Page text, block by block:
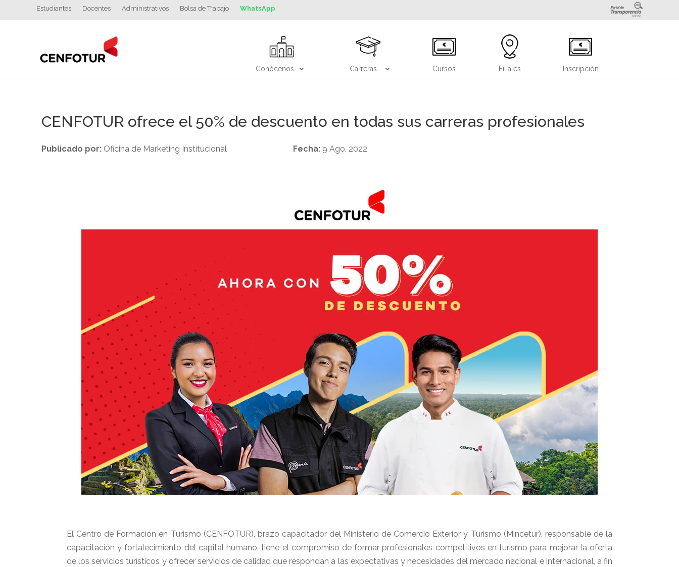
Estudiantes Docentes Administrativos Bolsa de Trabajo WhatsApp
Conócenos Carreras Cursos Filiales Inscripción
CENFOTUR ofrece el 50% de descuento en todas sus carreras profesionales
Publicado por: Oficina de Marketing Institucional Fecha: 9 Ago, 2022
El Centro de Formación en Turismo (CENFOTUR), brazo capacitador del Ministerio de Comercio Exterior y Turismo (Mincetur), responsable de la
capacitación y fortalecimiento del capital humano, tiene el compromiso de formar profesionales competitivos en turismo para mejorar la oferta
de los servicios turísticos y ofrecer servicios de calidad que respondan a las expectativas y necesidades del mercado nacional e internacional, a fin